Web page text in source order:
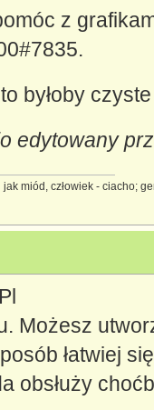
z
byłoby
edytowany
jak miód, człowiek - ciacho;
Możesz
łatwiej
obsłuży